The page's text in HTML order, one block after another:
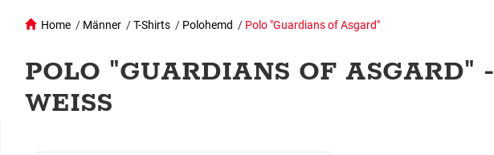
Home / Männer /T-Shirts / Polohemd / Polo "Guardians of Asgard"
POLO "GUARDIANS OF ASGARD" -
WEISS